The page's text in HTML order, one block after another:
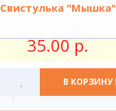
Свистулька "Мышка"
35.00 р.
В КОРЗИНУ